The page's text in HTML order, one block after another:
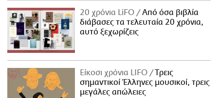
20 χρόνια LiFO
Από όσα βιβλία
διάβασες τα τελευταία 20 χρόνια,
αυτό ξεχωρίζεις
Είκοσι χρόνια LIFO
Tρεις
σημαντικοί Έλληνες μουσικοί, τρεις
μεγάλες απώλειες